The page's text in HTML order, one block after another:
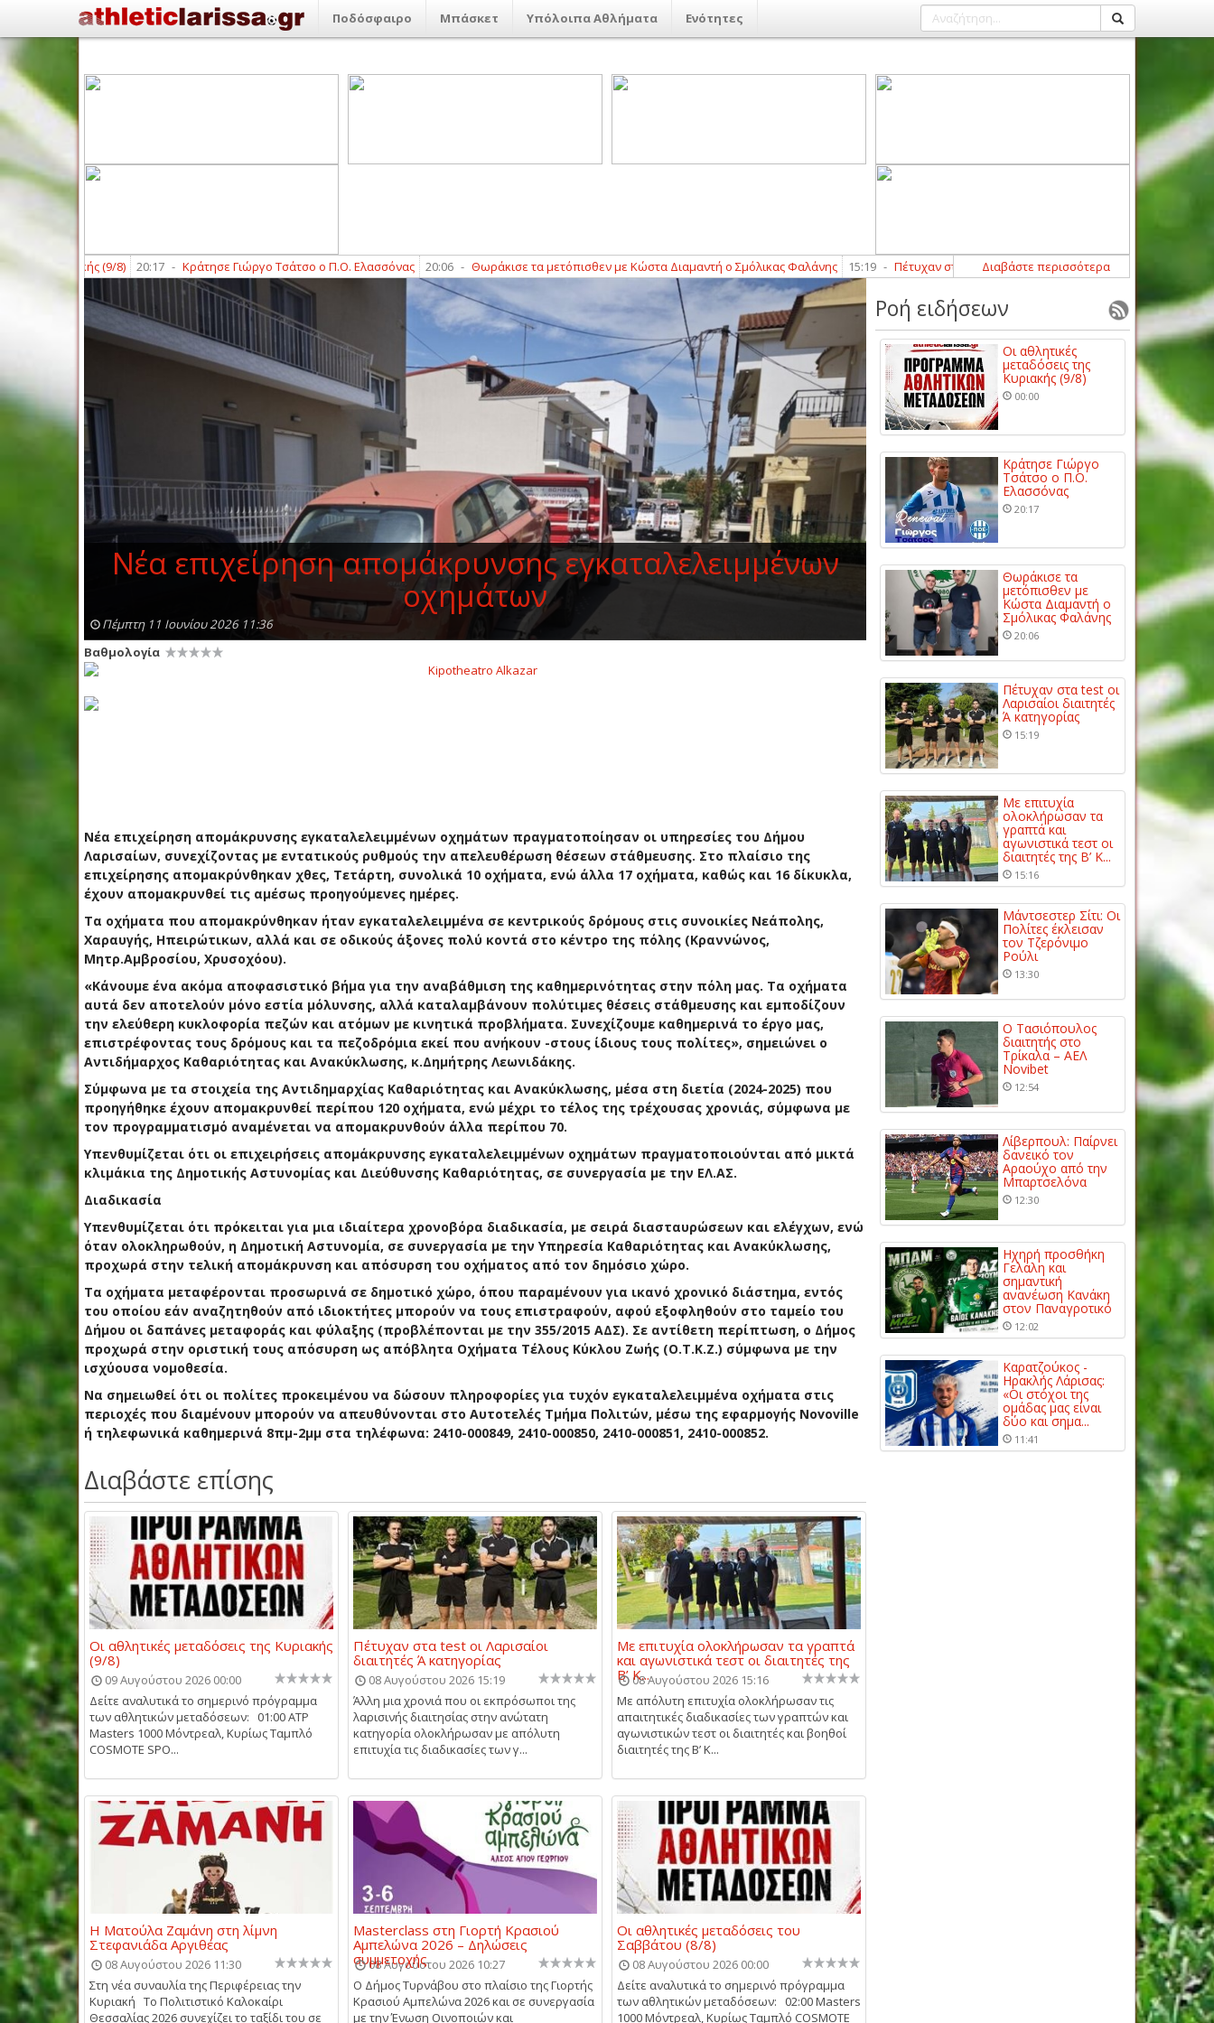
Ποδόσφαιρο Μπάσκετ Υπόλοιπα Αθλήματα Ενότητες
(9/8) 20:17 - Κράτησε Γιώργο Τσάτσο ο Π.Ο. Ελασσόνας 20:06 - Θωράκισε τα μετόπισθεν με Κώστα Διαμαντή ο Σμόλικας Φαλάνης 15:19 - Πέτυχαν στα test οι Λαρισαίοι διαιτητές Ά κατηγορίας
Διαβάστε περισσότερα
Νέα επιχείρηση απομάκρυνσης εγκαταλελειμμένων
οχημάτων
Πέμπτη 11 Ιουνίου 2026 11:36
Βαθμολογία
Νέα επιχείρηση απομάκρυνσης εγκαταλελειμμένων οχημάτων πραγματοποίησαν οι υπηρεσίες του Δήμου
Λαρισαίων, συνεχίζοντας με εντατικούς ρυθμούς την απελευθέρωση θέσεων στάθμευσης. Στο πλαίσιο της
επιχείρησης απομακρύνθηκαν χθες, Τετάρτη, συνολικά 10 οχήματα, ενώ άλλα 17 οχήματα, καθώς και 16 δίκυκλα,
έχουν απομακρυνθεί τις αμέσως προηγούμενες ημέρες.
Τα οχήματα που απομακρύνθηκαν ήταν εγκαταλελειμμένα σε κεντρικούς δρόμους στις συνοικίες Νεάπολης,
Χαραυγής, Ηπειρώτικων, αλλά και σε οδικούς άξονες πολύ κοντά στο κέντρο της πόλης (Κραννώνος,
Μητρ.Αμβροσίου, Χρυσοχόου).
«Κάνουμε ένα ακόμα αποφασιστικό βήμα για την αναβάθμιση της καθημερινότητας στην πόλη μας. Τα οχήματα
αυτά δεν αποτελούν μόνο εστία μόλυνσης, αλλά καταλαμβάνουν πολύτιμες θέσεις στάθμευσης και εμποδίζουν
την ελεύθερη κυκλοφορία πεζών και ατόμων με κινητικά προβλήματα. Συνεχίζουμε καθημερινά το έργο μας,
επιστρέφοντας τους δρόμους και τα πεζοδρόμια εκεί που ανήκουν -στους ίδιους τους πολίτες», σημειώνει ο
Αντιδήμαρχος Καθαριότητας και Ανακύκλωσης, κ.Δημήτρης Λεωνιδάκης.
Σύμφωνα με τα στοιχεία της Αντιδημαρχίας Καθαριότητας και Ανακύκλωσης, μέσα στη διετία (2024-2025) που
προηγήθηκε έχουν απομακρυνθεί περίπου 120 οχήματα, ενώ μέχρι το τέλος της τρέχουσας χρονιάς, σύμφωνα με
τον προγραμματισμό αναμένεται να απομακρυνθούν άλλα περίπου 70.
Υπενθυμίζεται ότι οι επιχειρήσεις απομάκρυνσης εγκαταλελειμμένων οχημάτων πραγματοποιούνται από μικτά
κλιμάκια της Δημοτικής Αστυνομίας και Διεύθυνσης Καθαριότητας, σε συνεργασία με την ΕΛ.ΑΣ.
Διαδικασία
Υπενθυμίζεται ότι πρόκειται για μια ιδιαίτερα χρονοβόρα διαδικασία, με σειρά διασταυρώσεων και ελέγχων, ενώ
όταν ολοκληρωθούν, η Δημοτική Αστυνομία, σε συνεργασία με την Υπηρεσία Καθαριότητας και Ανακύκλωσης,
προχωρά στην τελική απομάκρυνση και απόσυρση του οχήματος από τον δημόσιο χώρο.
Τα οχήματα μεταφέρονται προσωρινά σε δημοτικό χώρο, όπου παραμένουν για ικανό χρονικό διάστημα, εντός
του οποίου εάν αναζητηθούν από ιδιοκτήτες μπορούν να τους επιστραφούν, αφού εξοφληθούν στο ταμείο του
Δήμου οι δαπάνες μεταφοράς και φύλαξης (προβλέπονται με την 355/2015 ΑΔΣ). Σε αντίθετη περίπτωση, ο Δήμος
προχωρά στην οριστική τους απόσυρση ως απόβλητα Οχήματα Τέλους Κύκλου Ζωής (Ο.Τ.Κ.Ζ.) σύμφωνα με την
ισχύουσα νομοθεσία.
Να σημειωθεί ότι οι πολίτες προκειμένου να δώσουν πληροφορίες για τυχόν εγκαταλελειμμένα οχήματα στις
περιοχές που διαμένουν μπορούν να απευθύνονται στο Αυτοτελές Τμήμα Πολιτών, μέσω της εφαρμογής Novoville
ή τηλεφωνικά καθημερινά 8πμ-2μμ στα τηλέφωνα: 2410-000849, 2410-000850, 2410-000851, 2410-000852.
Διαβάστε επίσης
Οι αθλητικές μεταδόσεις της Κυριακής
(9/8)
09 Αυγούστου 2026 00:00
Δείτε αναλυτικά το σημερινό πρόγραμμα
των αθλητικών μεταδόσεων: 01:00 ATP
Masters 1000 Μόντρεαλ, Κυρίως Ταμπλό
COSMOTE SPO...
Πέτυχαν στα test οι Λαρισαίοι
διαιτητές Ά κατηγορίας
08 Αυγούστου 2026 15:19
Άλλη μια χρονιά που οι εκπρόσωποι της
λαρισινής διαιτησίας στην ανώτατη
κατηγορία ολοκλήρωσαν με απόλυτη
επιτυχία τις διαδικασίες των γ...
Με επιτυχία ολοκλήρωσαν τα γραπτά
και αγωνιστικά τεστ οι διαιτητές της
Β’ Κ...08 Αυγούστου 2026 15:16
Με απόλυτη επιτυχία ολοκλήρωσαν τις
απαιτητικές διαδικασίες των γραπτών και
αγωνιστικών τεστ οι διαιτητές και βοηθοί
διαιτητές της Β’ Κ...
Η Ματούλα Ζαμάνη στη λίμνη
Στεφανιάδα Αργιθέας
08 Αυγούστου 2026 11:30
Στη νέα συναυλία της Περιφέρειας την
Κυριακή Το Πολιτιστικό Καλοκαίρι
Θεσσαλίας 2026 συνεχίζει το ταξίδι του σε
Masterclass στη Γιορτή Κρασιού
Αμπελώνα 2026 – Δηλώσεις
συμμετοχής
08 Αυγούστου 2026 10:27
Ο Δήμος Τυρνάβου στο πλαίσιο της Γιορτής
Κρασιού Αμπελώνα 2026 και σε συνεργασία
με την Ένωση Οινοποιών και
Οι αθλητικές μεταδόσεις του
Σαββάτου (8/8)
08 Αυγούστου 2026 00:00
Δείτε αναλυτικά το σημερινό πρόγραμμα
των αθλητικών μεταδόσεων: 02:00 Masters
1000 Μόντρεαλ, Κυρίως Ταμπλό COSMOTE
Ροή ειδήσεων
Οι αθλητικές
μεταδόσεις της
Κυριακής (9/8)
00:00
Κράτησε Γιώργο
Τσάτσο ο Π.Ο.
Ελασσόνας
20:17
Θωράκισε τα
μετόπισθεν με
Κώστα Διαμαντή ο
Σμόλικας Φαλάνης
20:06
Πέτυχαν στα test οι
Λαρισαίοι διαιτητές
Ά κατηγορίας
15:19
Με επιτυχία
ολοκλήρωσαν τα
γραπτά και
αγωνιστικά τεστ οι
διαιτητές της Β’ Κ...
15:16
Μάντσεστερ Σίτι: Οι
Πολίτες έκλεισαν
τον Τζερόνιμο
Ρούλι
13:30
Ο Τασιόπουλος
διαιτητής στο
Τρίκαλα – ΑΕΛ
Novibet
12:54
Λίβερπουλ: Παίρνει
δανεικό τον
Αραούχο από την
Μπαρτσελόνα
12:30
Ηχηρή προσθήκη
Γελάλη και
σημαντική
ανανέωση Κανάκη
στον Παναγροτικό
12:02
Καρατζούκος -
Ηρακλής Λάρισας:
«Οι στόχοι της
ομάδας μας είναι
δύο και σημα...
11:41